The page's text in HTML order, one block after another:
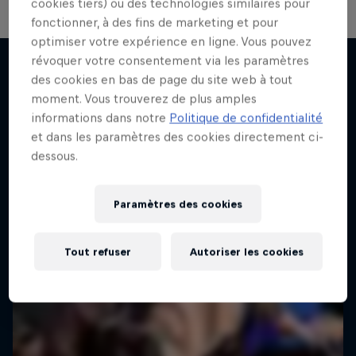
J'en veux encore !
The Break Boys
Le retour des Skill Brat Renegades
1 Saison · 7 épisodes
DANSE
cookies tiers) ou des technologies similaires pour
fonctionner, à des fins de marketing et pour
optimiser votre expérience en ligne. Vous pouvez
révoquer votre consentement via les paramètres
des cookies en bas de page du site web à tout
moment. Vous trouverez de plus amples
informations dans notre Politique de confidentialité
et dans les paramètres des cookies directement ci-
dessous.
Paramètres des cookies
Tout refuser Autoriser les cookies